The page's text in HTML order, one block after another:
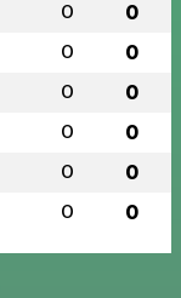
0 0
0 0
0 0
0 0
0 0
0 0